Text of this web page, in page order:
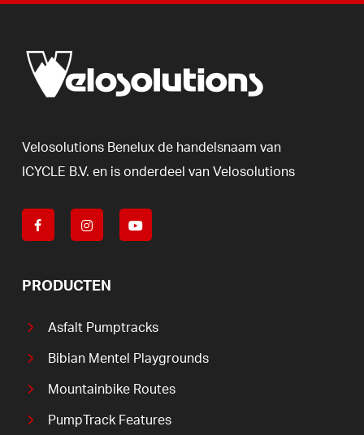
Velosolutions Benelux de handelsnaam van
ICYCLE B.V. en is onderdeel van Velosolutions
PRODUCTEN
Asfalt Pumptracks
Bibian Mentel Playgrounds
Mountainbike Routes
PumpTrack Features